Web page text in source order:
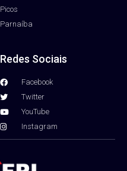
Picos
Parnaíba
Redes Sociais
Facebook
Twitter
YouTube
Instagram